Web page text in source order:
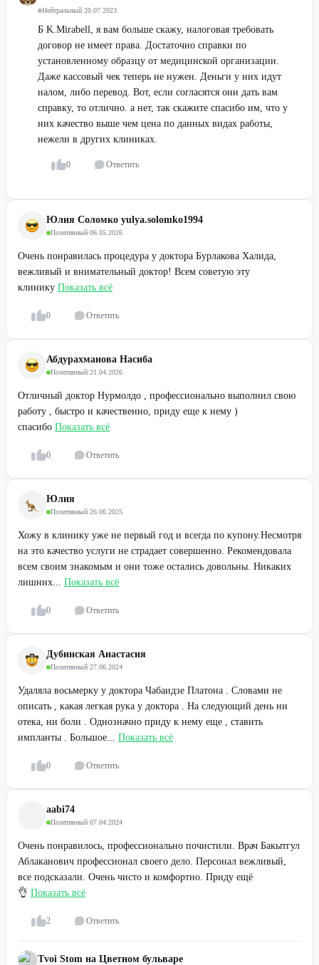
Нейтральный·20.07.2023
Б K.Mirabell, я вам больше скажу, налоговая требовать
договор не имеет права. Достаточно справки по
установленному образцу от медицинской организации.
Даже кассовый чек теперь не нужен. Деньги у них идут
налом, либо перевод. Вот, если согласятся они дать вам
справку, то отлично. а нет, так скажите спасибо им, что у
них качество выше чем цена по данных видах работы,
нежели в других клиниках.
0 Ответить
Юлия Соломко yulya.solomko1994
Позитивный·06.05.2026
Очень понравилась процедура у доктора Бурлакова Халида,
вежливый и внимательный доктор! Всем советую эту
клинику Показать всё
0 Ответить
Абдурахманова Насиба
Позитивный·21.04.2026
Отличный доктор Нурмолдо , профессионально выполнил свою
работу , быстро и качественно, приду еще к нему )
спасибо Показать всё
0 Ответить
Юлия
Позитивный·26.06.2025
Хожу в клинику уже не первый год и всегда по купону.Несмотря
на это качество услуги не страдает совершенно. Рекомендовала
всем своим знакомым и они тоже остались довольны. Никаких
лишних... Показать всё
0 Ответить
Дубинская Анастасия
Позитивный·27.06.2024
Удаляла восьмерку у доктора Чабаидзе Платона . Словами не
описать , какая легкая рука у доктора . На следующий день ни
отека, ни боли . Однозначно приду к нему еще , ставить
импланты . Большое... Показать всё
0 Ответить
aabi74
Позитивный·07.04.2024
Очень понравилось, профессионально почистили. Врач Бакытгул
Аблаканович профессионал своего дело. Персонал вежливый,
все подсказали. Очень чисто и комфортно. Приду ещё
👌 Показать всё
2 Ответить
Tvoi Stom на Цветном бульваре